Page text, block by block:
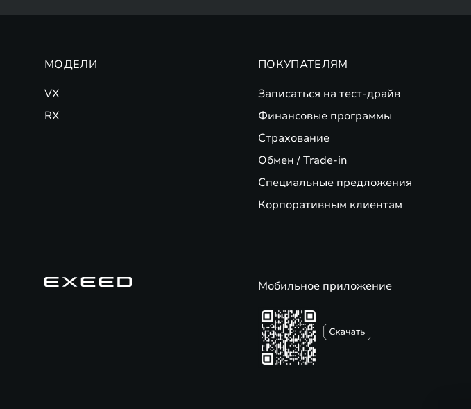
МОДЕЛИ
VX
RX
ПОКУПАТЕЛЯМ
Записаться на тест-драйв
Финансовые программы
Страхование
Обмен / Trade-in
Специальные предложения
Корпоративным клиентам
Мобильное приложение